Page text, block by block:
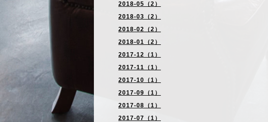
2018-05（2）
2018-03（2）
2018-02（2）
2018-01（2）
2017-12（1）
2017-11（1）
2017-10（1）
2017-09（1）
2017-08（1）
2017-07（1）